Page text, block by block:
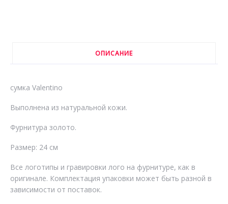
ОПИСАНИЕ
сумка Valentino
Выполнена из натуральной кожи.
Фурнитура золото.
Размер: 24 см
Все логотипы и гравировки лого на фурнитуре, как в
оригинале. Комплектация упаковки может быть разной в
зависимости от поставок.